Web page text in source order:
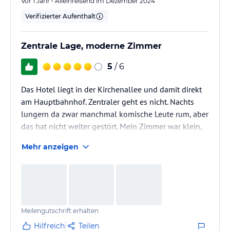
Verifizierter Aufenthalt
Zentrale Lage, moderne Zimmer
5 / 6
Das Hotel liegt in der Kirchenallee und damit direkt
am Hauptbahnhof. Zentraler geht es nicht. Nachts
lungern da zwar manchmal komische Leute rum, aber
das hat nicht weiter gestört. Mein Zimmer war klein,
wird im Hotel nicht angeboten.
Mehr anzeigen
Meilengutschrift erhalten
Hilfreich Teilen